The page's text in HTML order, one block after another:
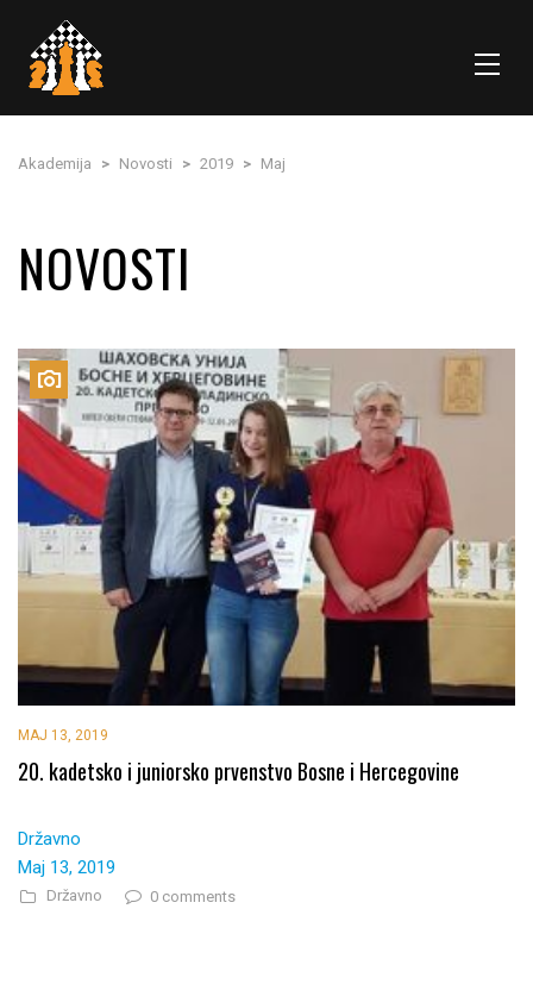
Akademija > Novosti > 2019 > Maj
NOVOSTI
MAJ 13, 2019
20. kadetsko i juniorsko prvenstvo Bosne i Hercegovine
Državno
Maj 13, 2019
Državno 0 comments